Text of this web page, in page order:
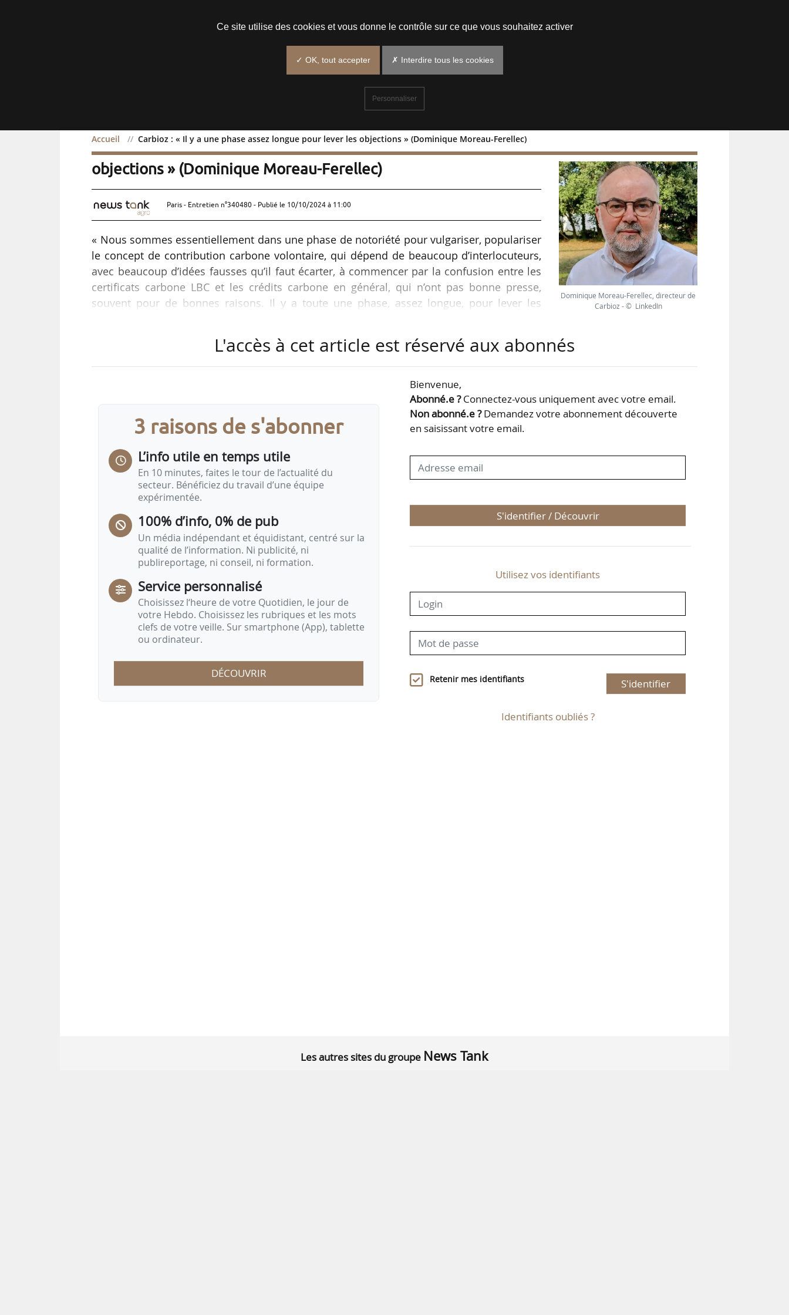
Accueil Carbioz : « Il y a une phase assez longue pour lever les objections » (Dominique Moreau-Ferellec)
Carbioz : « Il y a une phase assez longue pour lever les
objections » (Dominique Moreau-Ferellec)
Paris - Entretien n°340480 - Publié le 10/10/2024 à 11:00
« Nous sommes essentiellement dans une phase de notoriété pour vulgariser, populariser
le concept de contribution carbone volontaire, qui dépend de beaucoup d’interlocuteurs,
avec beaucoup d’idées fausses qu’il faut écarter, à commencer par la confusion entre les
certificats carbone LBC et les crédits carbone en général, qui n’ont pas bonne presse,
souvent pour de bonnes raisons. Il y a toute une phase, assez longue, pour lever les
Offre de service lancée par le Crédit Agricole et France Carbone Agri le 12/03/2024, Carbioz
est le principal mandataire de projets agricoles bas carbone dans l’Hexagone. Elle se
propose d’informer les acteurs locaux du fonctionnement de la contribution carbone…
Dominique Moreau-Ferellec, directeur de
Carbioz - © LinkedIn
L'accès à cet article est réservé aux abonnés
3 raisons de s'abonner
L’info utile en temps utile
En 10 minutes, faites le tour de l’actualité du
secteur. Bénéficiez du travail d’une équipe
expérimentée.
100% d’info, 0% de pub
Un média indépendant et équidistant, centré sur la
qualité de l’information. Ni publicité, ni
publireportage, ni conseil, ni formation.
Service personnalisé
Choisissez l‘heure de votre Quotidien, le jour de
votre Hebdo. Choisissez les rubriques et les mots
clefs de votre veille. Sur smartphone (App), tablette
ou ordinateur.
DÉCOUVRIR
Bienvenue,
Abonné.e ?Connectez-vous uniquement avec votre email.
Non abonné.e ?Demandez votre abonnement découverte
en saisissant votre email.
S'identifier / Découvrir
Utilisez vos identifiants
Retenir mes identifiants S'identifier
Identifiants oubliés ?
Les autres sites du groupe News Tank
Ce site utilise des cookies et vous donne le contrôle sur ce que vous souhaitez activer
✓ OK, tout accepter ✗ Interdire tous les cookies
Personnaliser